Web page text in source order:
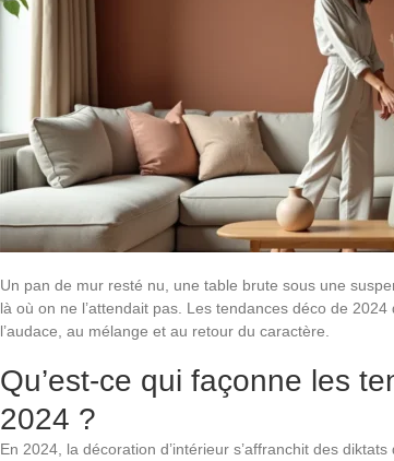
Un pan de mur resté nu, une table brute sous une
là où on ne l’attendait pas. Les tendances déco de
l’audace, au mélange et au retour du caractère.
Qu’est-ce qui façonne les
2024 ?
En 2024, la décoration d’intérieur s’affranchit des